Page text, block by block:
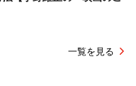
一覧を見る